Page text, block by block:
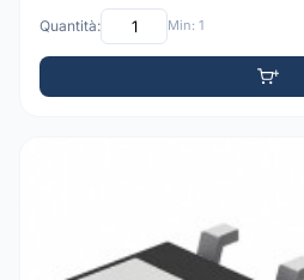
Quantità: Min: 1